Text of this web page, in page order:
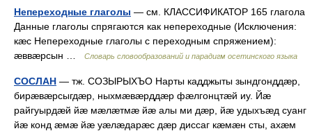
Непереходные глаголы — см. КЛАССИФИКАТОР 165 глагола
Данные глаголы спрягаются как непереходные (Исключения:
кæс Непереходные глаголы с переходным спряжением):
æввæрсын …
Словарь словообразований и парадигм осетинского языка
СОСЛАН — тж. СОЗЫРЫХЪО Нарты кадджыты зындгонддæр,
бирæвæрсыгдæр, ныхмæвæрддæр фæлгонцтæй иу. Йæ
райгуырдæй йæ мæлæтмæ йæ алы ми дæр, йæ удыхъæд суанг
йæ конд æмæ йæ уæлæдарæс дæр диссаг кæмæн сты, ахæм